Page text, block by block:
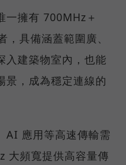
一擁有 700MHz＋
具備涵蓋範圍廣、
入建築物室內，也能
景，成為穩定連線的
AI 應用等高速傳輸需
大頻寬提供高容量傳